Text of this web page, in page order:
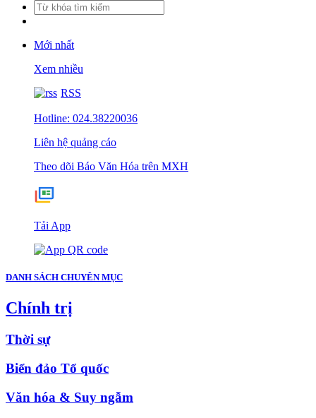
Mới nhất
Xem nhiều
RSS
Hotline: 024.38220036
Liên hệ quảng cáo
Theo dõi Báo Văn Hóa trên MXH
Tải App
DANH SÁCH CHUYÊN MỤC
Chính trị
Thời sự
Biển đảo Tổ quốc
Văn hóa & Suy ngẫm